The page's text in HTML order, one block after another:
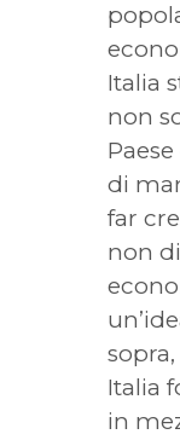
Italia
non
di
far
non
Italia
in